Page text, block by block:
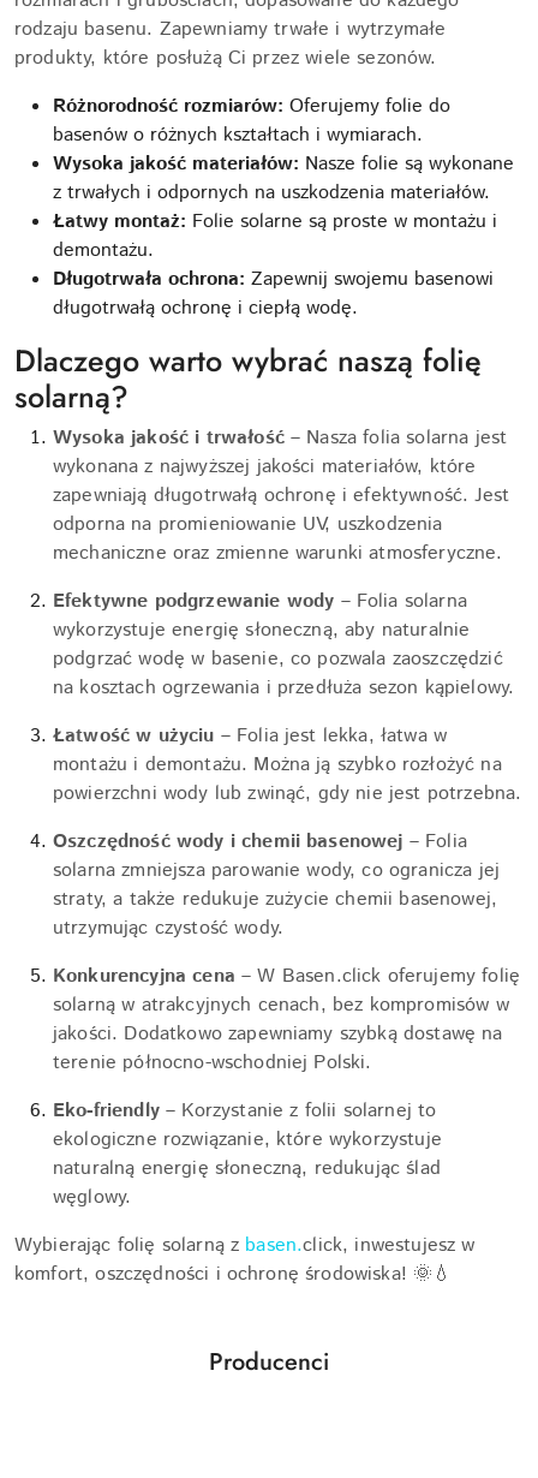
rodzaju basenu. Zapewniamy trwałe i wytrzymałe
produkty, które posłużą Ci przez wiele sezonów.
Różnorodność rozmiarów: Oferujemy folie do
basenów o różnych kształtach i wymiarach.
Wysoka jakość materiałów: Nasze folie są wykonane
z trwałych i odpornych na uszkodzenia materiałów.
Łatwy montaż: Folie solarne są proste w montażu i
demontażu.
Długotrwała ochrona: Zapewnij swojemu basenowi
długotrwałą ochronę i ciepłą wodę.
Dlaczego warto wybrać naszą folię
solarną?
Wysoka jakość i trwałość – Nasza folia solarna jest
wykonana z najwyższej jakości materiałów, które
zapewniają długotrwałą ochronę i efektywność. Jest
odporna na promieniowanie UV, uszkodzenia
mechaniczne oraz zmienne warunki atmosferyczne.
Efektywne podgrzewanie wody – Folia solarna
wykorzystuje energię słoneczną, aby naturalnie
podgrzać wodę w basenie, co pozwala zaoszczędzić
na kosztach ogrzewania i przedłuża sezon kąpielowy.
Łatwość w użyciu – Folia jest lekka, łatwa w
montażu i demontażu. Można ją szybko rozłożyć na
powierzchni wody lub zwinąć, gdy nie jest potrzebna.
Oszczędność wody i chemii basenowej – Folia
solarna zmniejsza parowanie wody, co ogranicza jej
straty, a także redukuje zużycie chemii basenowej,
utrzymując czystość wody.
Konkurencyjna cena – W Basen.click oferujemy folię
solarną w atrakcyjnych cenach, bez kompromisów w
jakości. Dodatkowo zapewniamy szybką dostawę na
terenie północno-wschodniej Polski.
Eko-friendly – Korzystanie z folii solarnej to
ekologiczne rozwiązanie, które wykorzystuje
naturalną energię słoneczną, redukując ślad
węglowy.
Wybierając folię solarną z basen.click, inwestujesz w
komfort, oszczędności i ochronę środowiska! 🌞💧
Pomiń karuzelę producentów
Producenci